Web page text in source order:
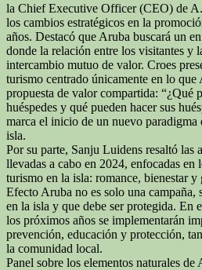
la Chief Executive Officer (CEO) de
los cambios estratégicos en la
años. Destacó que Aruba buscará un
donde la relación entre los visitantes y
intercambio mutuo de valor. Croes
turismo centrado únicamente en lo que
propuesta de valor compartida: “¿Qué
huéspedes y qué pueden hacer sus
marca el inicio de un nuevo paradigma
isla.
Por su parte, Sanju Luidens resaltó las
llevadas a cabo en 2024, enfocadas en
turismo en la isla: romance, bienestar
Efecto Aruba no es solo una campaña,
en la isla y que debe ser protegida. En
los próximos años se implementarán
prevención, educación y protección,
la comunidad local.
Panel sobre los elementos naturales de